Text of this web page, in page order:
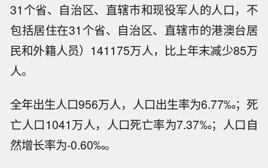
31个省、自治区、直辖市和现役军人的人口，不
包括居住在31个省、自治区、直辖市的港澳台居
民和外籍人员）141175万人，比上年末减少85万
人。
全年出生人口956万人，人口出生率为6.77‰；死
亡人口1041万人，人口死亡率为7.37‰；人口自
然增长率为-0.60‰。